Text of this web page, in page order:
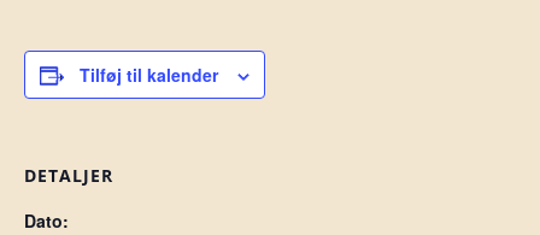
Tilføj til kalender
DETALJER
Dato: